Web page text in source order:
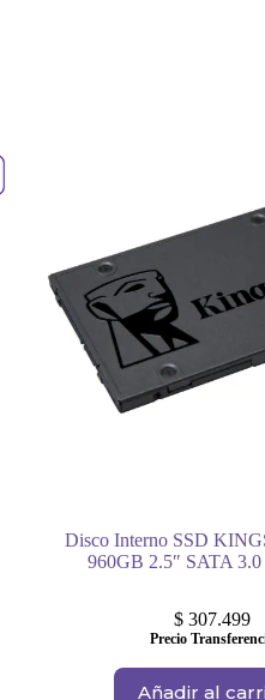
Disco Interno SSD
960GB 2.5″ SATA
$ 307.499
Precio
Añadir al